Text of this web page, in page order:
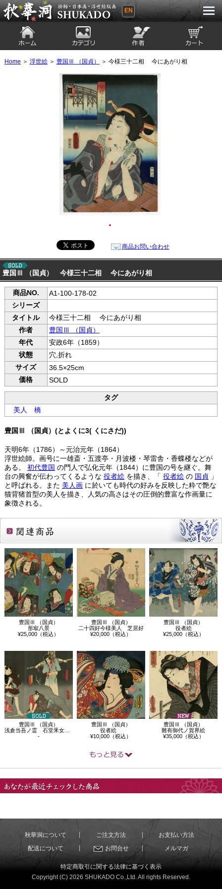
秋華洞 SHUKADO 掛軸・日本画・浮世
EN
Home ＞ 浮世絵＞ 豊国Ⅲ （国貞） ＞ 今様三十二相 今にあがり相
●
商品お問い合わせ
豊国Ⅲ （国貞） 今様三十二相 今にあがり相
商品NO.
A1-100-178-02
シリーズ
タイトル
今様三十二相 今にあがり相
作者
豊国Ⅲ （国貞）
年代
安政6年（1859）
状態
穴,折れ
サイズ
36.5×25cm
価格
SOLD
タグ
美人
橋
豊国Ⅲ （国貞）(とよくに3( くにさだ))
天明6年（1786）～元治元年（1864）
浮世絵師。画号に一雄斎・五渡亭・月波楼・琴雷舎・香蝶楼などが
ある。 初代豊国 の門人で弘化元年（1844）に豊国の号を継ぐ。舞
台の興奮が伝わってくるような 役者絵を描き、「 役者絵の 国貞」
と呼ばれる。また 美人画に於いても時代の好みを反映した粋で艶な
猫背猪首型の美人を描き、人気の高さはその圧倒的豊富な作画量に
象徴される。
関連商品
豊国Ⅲ （国貞）
形㝡八景
¥25,000（税込）
豊国Ⅲ （国貞）
二十四好今様美人 芝居好
¥20,000（税込）
豊国Ⅲ （国貞）
役者絵
¥25,000（税込）
豊国Ⅲ （国貞）
浅倉当吾ノ霊 石堂釆女実ハ尾形長門之助…
-
豊国Ⅲ （国貞）
役者絵
¥10,000（税込）
豊国Ⅲ （国貞）
難有御代ノ賀界絵
¥35,000（税込）
秋華洞について ご注文方法
お支払い方法
配送について
お問合せ メルマガ
特定商取引に関する法律に基づく表示
Copyright (C) 2026 SHUKADO Co.,Ltd. All rights Reserved.